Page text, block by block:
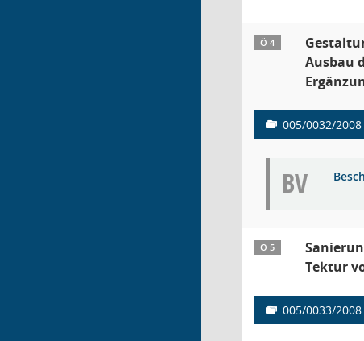
Ö 4
Ausbau
005/0032/2008
BV
Ö 5
Tektur
005/0033/2008